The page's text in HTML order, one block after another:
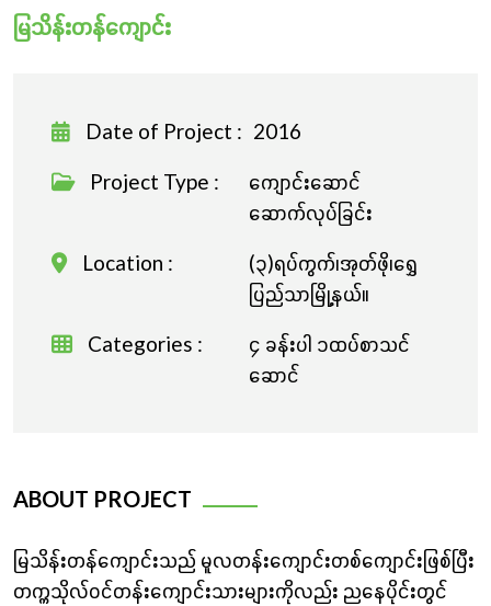
မြသိန်းတန်ကျောင်း
Date of Project : 2016
Project Type :
ကျောင်းဆောင်
ဆောက်လုပ်ခြင်း
Location :
(၃)ရပ်ကွက်၊အုတ်ဖို၊ရွှေ
ပြည်သာမြို့နယ်။
Categories :
၄ ခန်းပါ ၁ထပ်စာသင်
ဆောင်
ABOUT PROJECT
မြသိန်းတန်ကျောင်းသည် မူလတန်းကျောင်းတစ်ကျောင်းဖြစ်ပြီး
တက္ကသိုလ်၀င်တန်းကျောင်းသားများကိုလည်း ညနေပိုင်းတွင်